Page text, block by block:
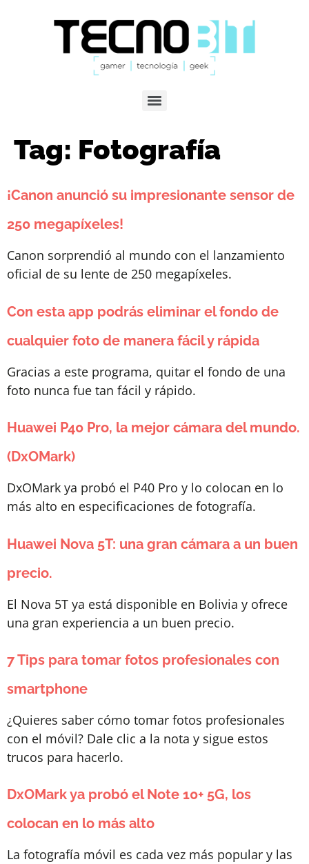
Tag: Fotografía
¡Canon anunció su impresionante sensor de
250 megapíxeles!
Canon sorprendió al mundo con el lanzamiento
oficial de su lente de 250 megapíxeles.
Con esta app podrás eliminar el fondo de
cualquier foto de manera fácil y rápida
Gracias a este programa, quitar el fondo de una
foto nunca fue tan fácil y rápido.
Huawei P40 Pro, la mejor cámara del mundo.
(DxOMark)
DxOMark ya probó el P40 Pro y lo colocan en lo
más alto en especificaciones de fotografía.
Huawei Nova 5T: una gran cámara a un buen
precio.
El Nova 5T ya está disponible en Bolivia y ofrece
una gran experiencia a un buen precio.
7 Tips para tomar fotos profesionales con
smartphone
¿Quieres saber cómo tomar fotos profesionales
con el móvil? Dale clic a la nota y sigue estos
trucos para hacerlo.
DxOMark ya probó el Note 10+ 5G, los
colocan en lo más alto
La fotografía móvil es cada vez más popular y las